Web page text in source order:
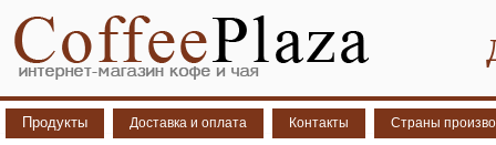
Продукты Доставка и оплата Контакты Страны